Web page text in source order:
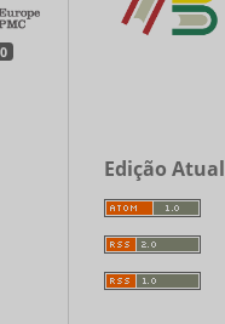
0
Edição Atual